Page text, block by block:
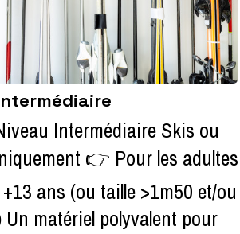
Intermédiaire Skis ou
👉 Pour les adultes
ans (ou taille >1m50 et/ou
matériel polyvalent pour